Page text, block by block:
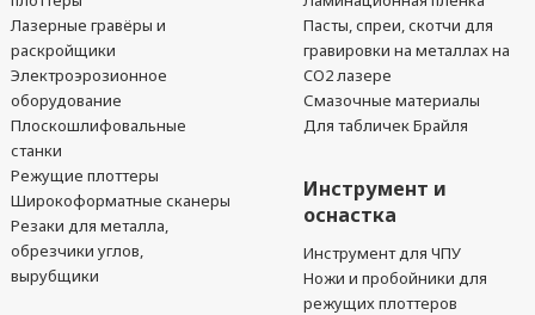
Лазерные гравёры и
раскройщики
Электроэрозионное
оборудование
Плоскошлифовальные
станки
Режущие плоттеры
Широкоформатные сканеры
Резаки для металла,
обрезчики углов,
вырубщики
Пасты, спреи, скотчи для
гравировки на металлах на
CO2 лазере
Смазочные материалы
Для табличек Брайля
Инструмент и
оснастка
Инструмент для ЧПУ
Ножи и пробойники для
режущих плоттеров